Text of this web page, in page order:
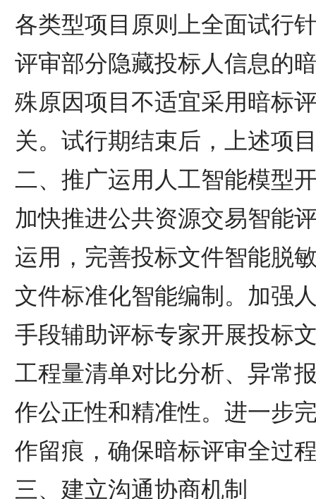
各类型项目原则上全面试行
评审部分隐藏投标人信息的
殊原因项目不适宜采用暗标
关。试行期结束后，上述项
二、推广运用人工智能模型
加快推进公共资源交易智能
运用，完善投标文件智能脱
文件标准化智能编制。加强
手段辅助评标专家开展投标
工程量清单对比分析、异常
作公正性和精准性。进一步
作留痕，确保暗标评审全过
三、建立沟通协商机制